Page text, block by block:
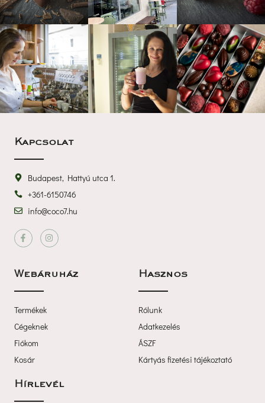
Kapcsolat
Budapest, Hattyú utca 1.
+361-6150746
info@coco7.hu
Webáruház
Termékek
Cégeknek
Fiókom
Kosár
Haszno
Rólunk
Adatkezelé
ÁSZF
Kártyás fizetési tájékoztató
Hírlevél